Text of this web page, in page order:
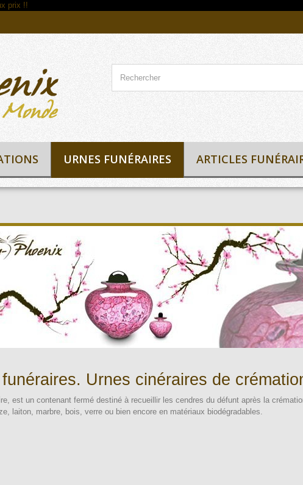
URNES FUNÉRAIRES ARTICLES
Urnes cinéraires de
est un contenant fermé destiné à recueillir les cendres du défunt après la
laiton, marbre, bois, verre ou bien encore en matériaux biodégradables.